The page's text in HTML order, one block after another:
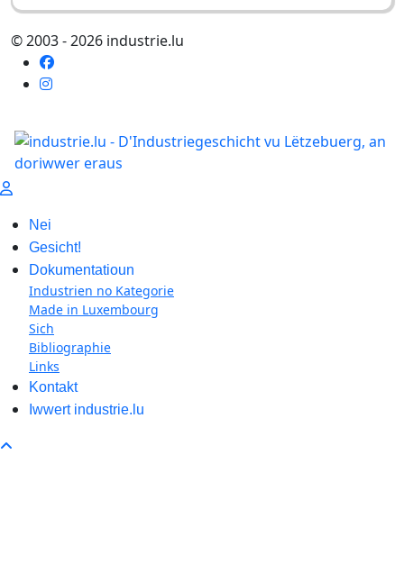
© 2003 - 2026 industrie.lu
Nei
Gesicht!
Dokumentatioun
Industrien no Kategorie
Made in Luxembourg
Sich
Bibliographie
Links
Kontakt
Iwwert industrie.lu